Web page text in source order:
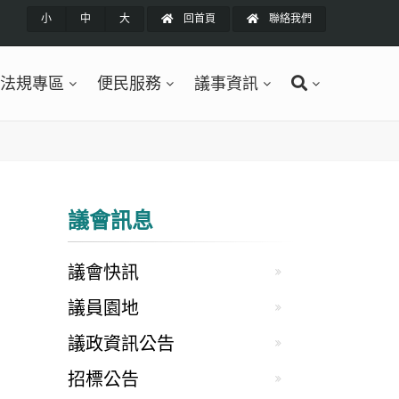
小 中 大 回首頁 聯絡我們
法規專區 便民服務 議事資訊
議會訊息
議會快訊
議員園地
議政資訊公告
招標公告